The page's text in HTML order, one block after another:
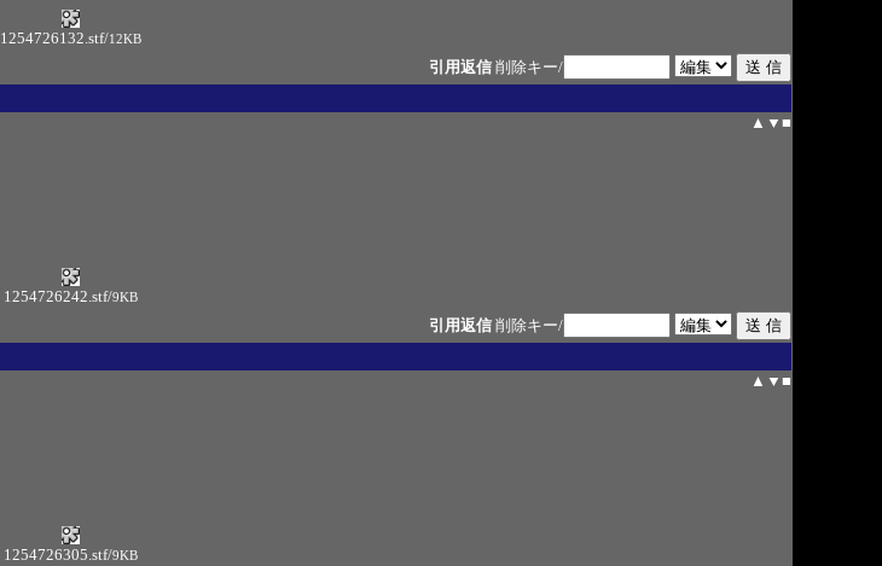
1254726132.stf/12KB
引用返信 削除キー/
▲ ▼ ■
1254726242.stf/9KB
引用返信 削除キー/
▲ ▼ ■
1254726305.stf/9KB